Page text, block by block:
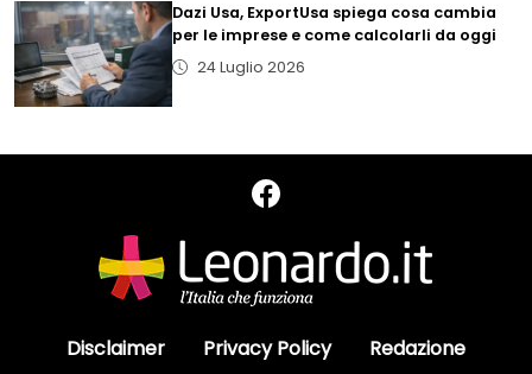
Dazi Usa, ExportUsa spiega cosa cambia
per le imprese e come calcolarli da oggi
24 Luglio 2026
Disclaimer Privacy Policy Redazione